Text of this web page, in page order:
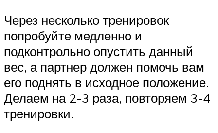
Через несколько тренировок
попробуйте медленно и
подконтрольно опустить данный
вес, а партнер должен помочь вам
его поднять в исходное положение.
Делаем на 2-3 раза, повторяем 3-4
тренировки.